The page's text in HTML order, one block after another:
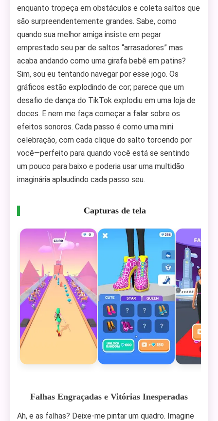
enquanto tropeça em obstáculos e coleta saltos que
são surpreendentemente grandes. Sabe, como
quando sua melhor amiga insiste em pegar
emprestado seu par de saltos “arrasadores” mas
acaba andando como uma girafa bebê em patins?
Sim, sou eu tentando navegar por esse jogo. Os
gráficos estão explodindo de cor; parece que um
desafio de dança do TikTok explodiu em uma loja de
doces. E nem me faça começar a falar sobre os
efeitos sonoros. Cada passo é como uma mini
celebração, com cada clique do salto torcendo por
você—perfeito para quando você está se sentindo
um pouco para baixo e poderia usar uma multidão
imaginária aplaudindo cada passo seu.
Capturas de tela
Falhas Engraçadas e Vitórias Inesperadas
Ah, e as falhas? Deixe-me pintar um quadro. Imagine